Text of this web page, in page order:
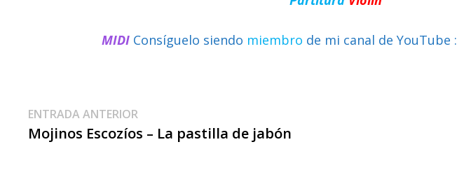
MIDI Consíguelo siendo miembro de mi canal de YouTube :
Navegación
De
ENTRADA ANTERIOR
anterior:
Mojinos Escozíos – La pastilla de jabón